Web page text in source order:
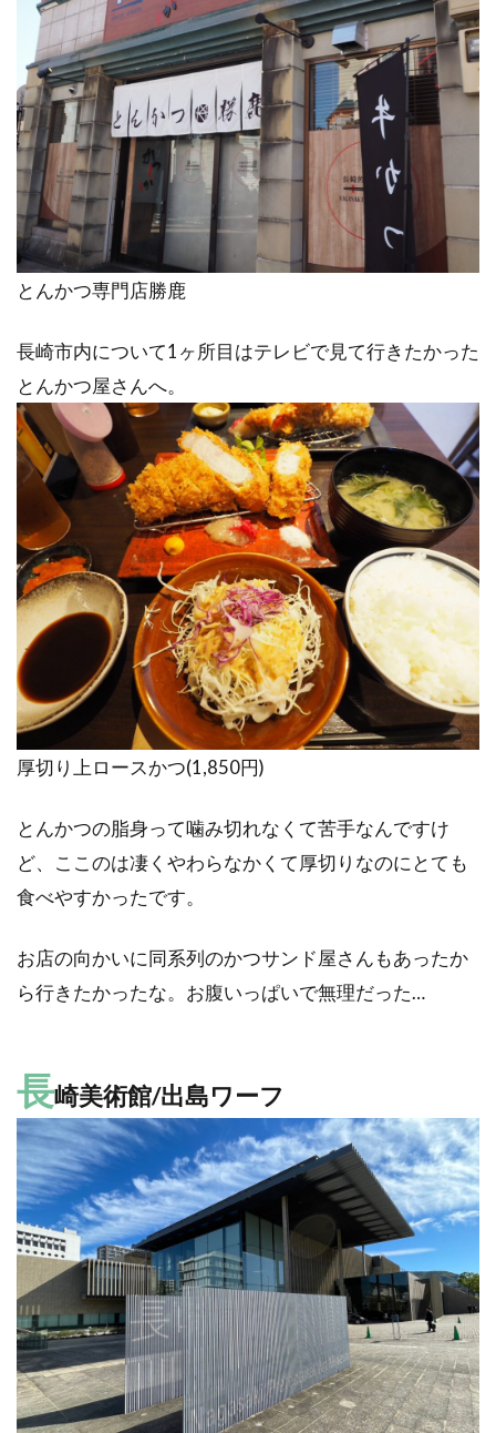
とんかつ専門店勝鹿
長崎市内について1ヶ所目はテレビで見て行きたかった
とんかつ屋さんへ。
厚切り上ロースかつ(1,850円)
とんかつの脂身って噛み切れなくて苦手なんですけ
ど、ここのは凄くやわらなかくて厚切りなのにとても
食べやすかったです。
お店の向かいに同系列のかつサンド屋さんもあったか
ら行きたかったな。お腹いっぱいで無理だった…
長崎美術館/出島ワーフ